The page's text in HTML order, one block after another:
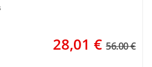
28,01 € 56.00 €